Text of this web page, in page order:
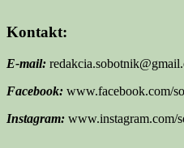
Kontakt:
E-mail:
Facebook: www.facebook.com/
Instagram: www.instagram.com/